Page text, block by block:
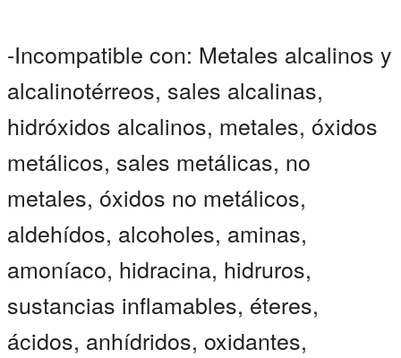
-Incompatible con: Metales alcalinos y
alcalinotérreos, sales alcalinas,
hidróxidos alcalinos, metales, óxidos
metálicos, sales metálicas, no
metales, óxidos no metálicos,
aldehídos, alcoholes, aminas,
amoníaco, hidracina, hidruros,
sustancias inflamables, éteres,
ácidos, anhídridos, oxidantes,